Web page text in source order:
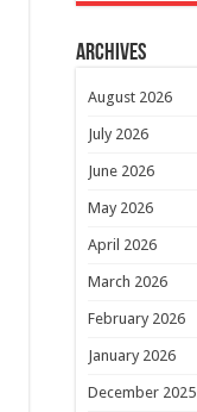
Archives
August 2026
July 2026
June 2026
May 2026
April 2026
March 2026
February 2026
January 2026
December 2025